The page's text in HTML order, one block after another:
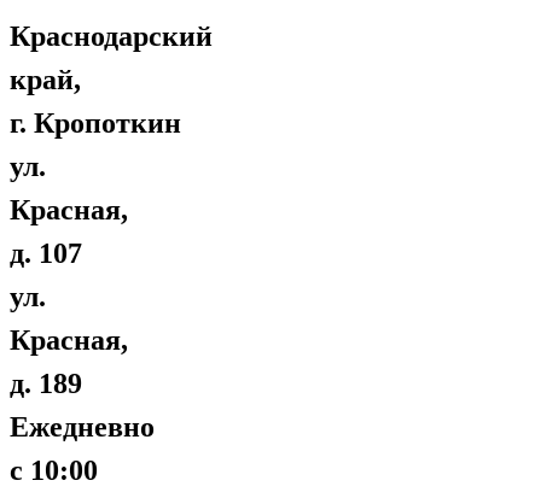
Краснодарский
край,
г. Кропоткин
ул.
Красная,
д. 107
ул.
Красная,
д. 189
Ежедневно
с 10:00